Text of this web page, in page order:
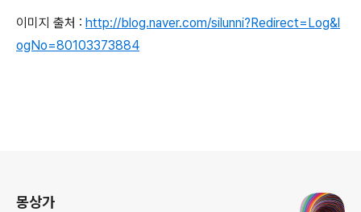
이미지 출처 : http://blog.naver.com/silunni?Redirect=Log&l
ogNo=80103373884
몽상가